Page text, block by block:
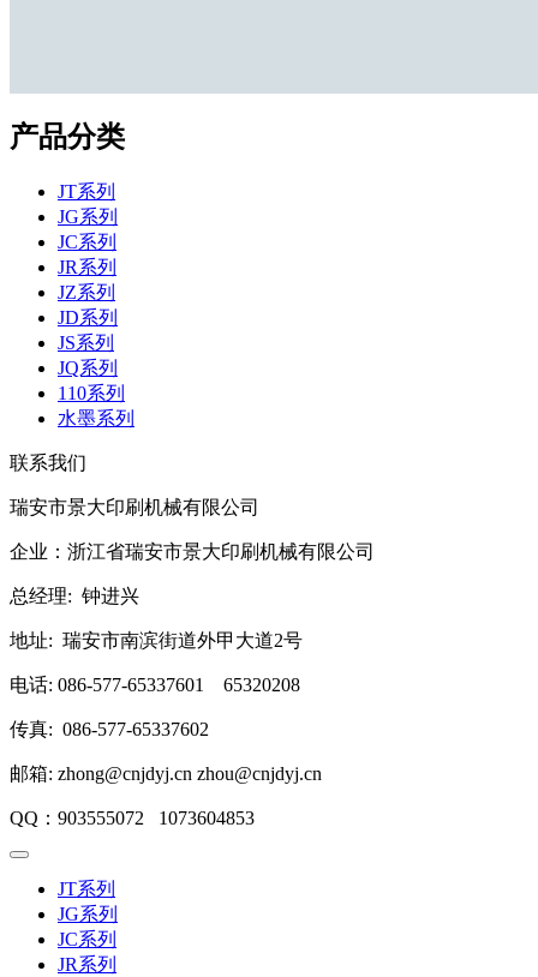
产品分类
JT系列
JG系列
JC系列
JR系列
JZ系列
JD系列
JS系列
JQ系列
110系列
水墨系列
联系我们
瑞安市景大印刷机械有限公司
企业：浙江省瑞安市景大印刷机械有限公司
总经理: 钟进兴
地址: 瑞安市南滨街道外甲大道2号
电话: 086-577-65337601 65320208
传真: 086-577-65337602
邮箱: zhong@cnjdyj.cn zhou@cnjdyj.cn
QQ：903555072 1073604853
JT系列
JG系列
JC系列
JR系列